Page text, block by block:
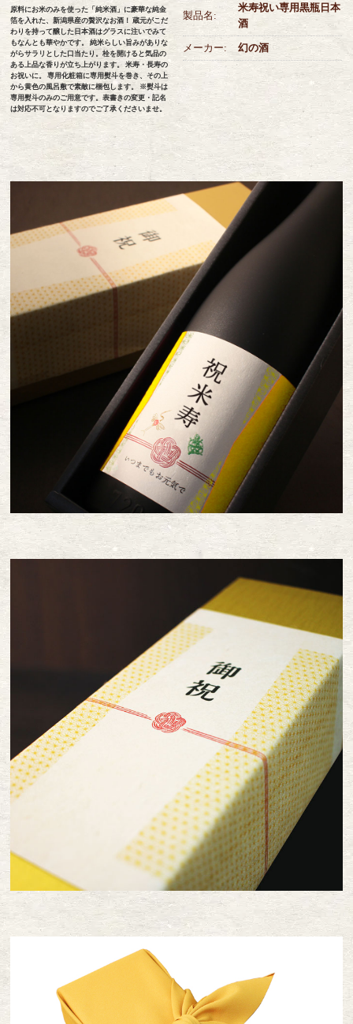
原料にお米のみを使った「純米酒」に豪華な純金
箔を入れた、新潟県産の贅沢なお酒！ 蔵元がこだ
わりを持って醸した日本酒はグラスに注いでみて
もなんとも華やかです。 純米らしい旨みがありな
がらサラリとした口当たり。栓を開けると気品の
ある上品な香りが立ち上がります。 米寿・長寿の
お祝いに。 専用化粧箱に専用熨斗を巻き、その上
から黄色の風呂敷で素敵に梱包します。 ※熨斗は
専用熨斗のみのご用意です。表書きの変更・記名
は対応不可となりますのでご了承くださいませ。
製品名:
米寿祝い専用黒瓶日本
酒
メーカー: 幻の酒